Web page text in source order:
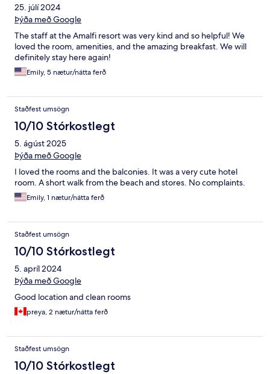
25. júlí 2024
Þýða með Google
The staff at the Amalfi resort was very kind and so helpful! We
loved the room, amenities, and the amazing breakfast. We will
definitely stay here again!
Emily, 5 nætur/nátta ferð
Staðfest umsögn
10/10 Stórkostlegt
5. ágúst 2025
Þýða með Google
I loved the rooms and the balconies. It was a very cute hotel
room. A short walk from the beach and stores. No complaints.
Emily, 1 nætur/nátta ferð
Staðfest umsögn
10/10 Stórkostlegt
5. apríl 2024
Þýða með Google
Good location and clean rooms
preya, 2 nætur/nátta ferð
Staðfest umsögn
10/10 Stórkostlegt